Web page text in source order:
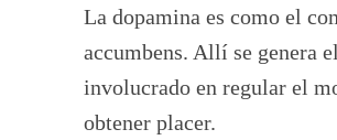
La dopamina es como el
accumbens. Allí se genera
involucrado en regular el
obtener placer.